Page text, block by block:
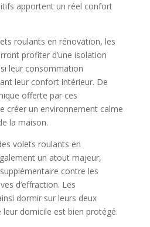
apportent un réel confort
roulants en rénovation, les
profiter d’une isolation
leur consommation
leur confort intérieur. De
offerte par ces
créer un environnement calme
la maison.
volets roulants en
un atout majeur,
contre les
d’effraction. Les
dormir sur leurs deux
leur domicile est bien protégé.